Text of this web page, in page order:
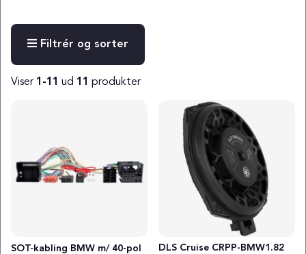
Filtrér og sorter
Viser 1-11 ud 11 produkter
SOT-kabling BMW m/ 40-pol
DLS Cruise CRPP-BMW1.82